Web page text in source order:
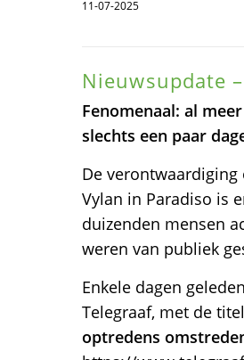
11-07-2025
Nieuwsupdate
Fenomenaal: al
slechts een paar
De verontwaardiging
Vylan in Paradiso is
duizenden mensen
weren van publiek
Enkele dagen
Telegraaf, met de
optredens